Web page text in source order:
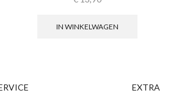
IN WINKELWAGEN
EXTRA